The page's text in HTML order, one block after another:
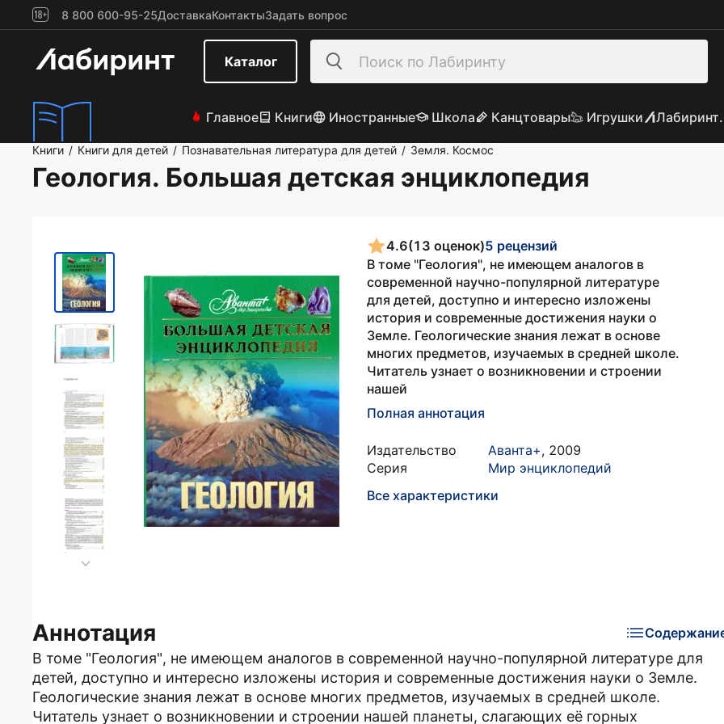
8 800 600-95-25ДоставкаКонтактыЗадать вопрос
Каталог
Главное Книги Иностранные Школа Канцтовары Игрушки
Книги / Книги для детей / Познавательная литература для детей / Земля. Космос
Геология. Большая детская энциклопедия
4.6(13 оценок)5 рецензий
В томе "Геология", не имеющем аналогов в
современной научно-популярной литературе
для детей, доступно и интересно изложены
история и современные достижения науки о
Земле. Геологические знания лежат в основе
многих предметов, изучаемых в средней школе.
Читатель узнает о возникновении и строении
нашей
Полная аннотация
Издательство Аванта+, 2009
Серия
Мир энциклопедий
Все характеристики
Аннотация
В томе "Геология", не имеющем аналогов в современной научно-популярной литературе для
детей, доступно и интересно изложены история и современные достижения науки о Земле.
Геологические знания лежат в основе многих предметов, изучаемых в средней школе.
Читатель узнает о возникновении и строении нашей планеты, слагающих её горных